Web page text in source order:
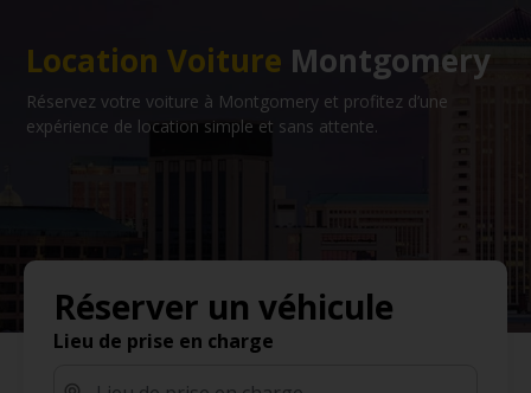
Location Voiture Montgomery
Réservez votre voiture à Montgomery et profitez d’une
expérience de location simple et sans attente.
Réserver un véhicule
Lieu de prise en charge